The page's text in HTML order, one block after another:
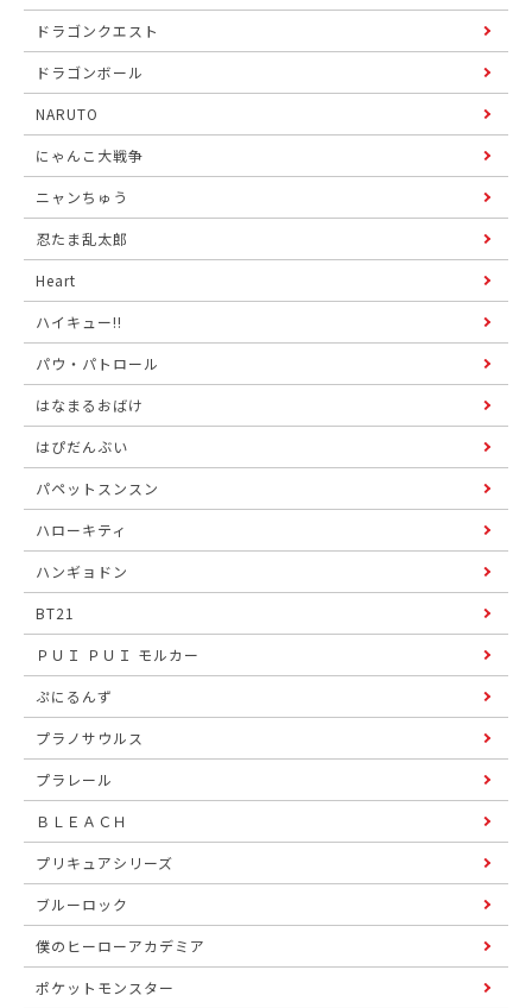
ドラゴンクエスト
ドラゴンボール
NARUTO
にゃんこ大戦争
ニャンちゅう
忍たま乱太郎
Heart
ハイキュー!!
パウ・パトロール
はなまるおばけ
はぴだんぶい
パペットスンスン
ハローキティ
ハンギョドン
BT21
ＰＵＩ ＰＵＩ モルカー
ぷにるんず
プラノサウルス
プラレール
ＢＬＥＡＣＨ
プリキュアシリーズ
ブルーロック
僕のヒーローアカデミア
ポケットモンスター